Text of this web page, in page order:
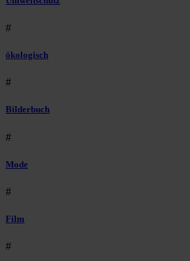
#
ökologisch
#
Bilderbuch
#
Mode
#
Film
#